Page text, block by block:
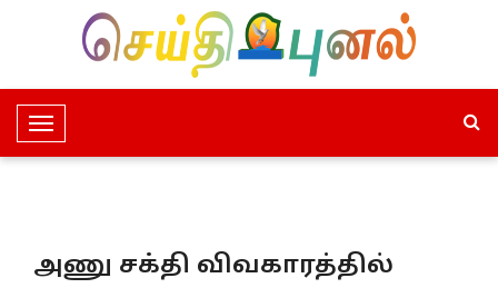
T
o
e
அணு சக்தி விவகாரத்தில்